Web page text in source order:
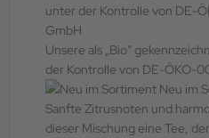
Unsere als „Bio“
der Kontrolle von DE-ÖKO-
Neu im
Sanfte Zitrusnoten und
dieser Mischung eine Tee,